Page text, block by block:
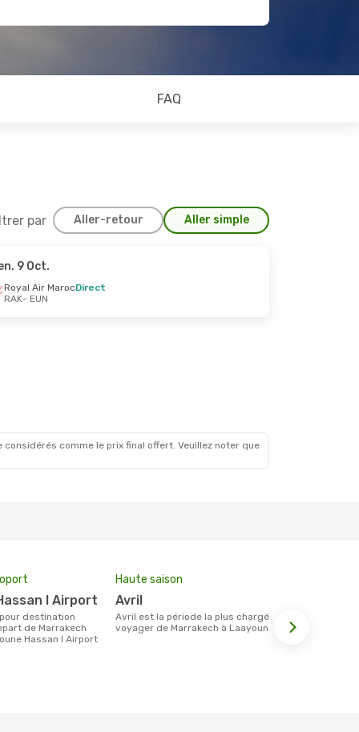
FAQ
par Aller-retour Aller simple
Sept.
9 Oct.
Royal Air MarocDirect
RAK- EUN
comme le prix final offert. Veuillez noter que
I Airport
de Marrakech
Hassan I Airport
Haute saison
avril
avril est la période la plus chargée pour
voyager de Marrakech à Laayoune.